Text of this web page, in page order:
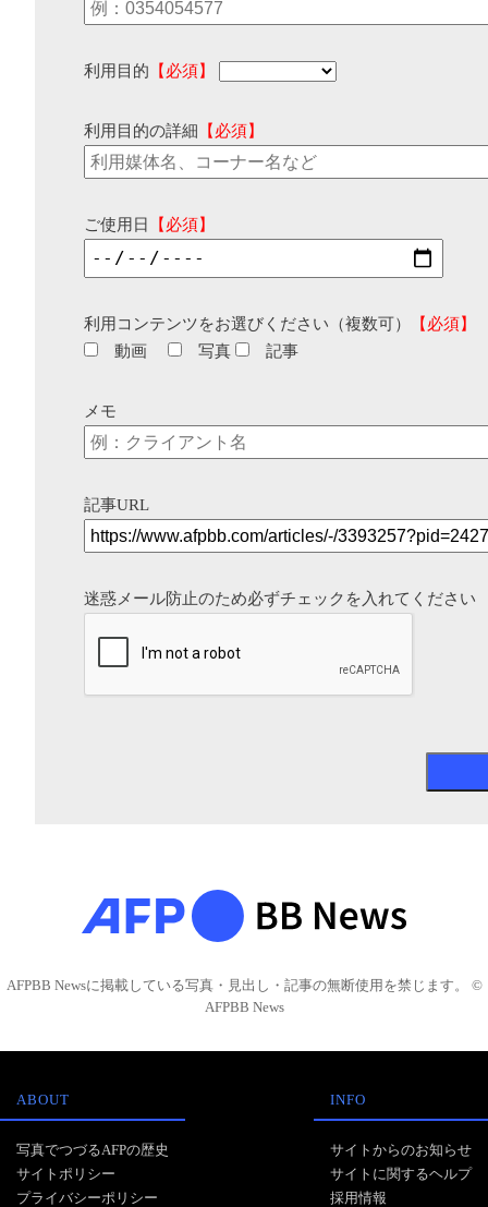
利用目的 【必須】
利用目的の詳細 【必須】
ご使用日 【必須】
利用コンテンツをお選びください（複数可）
【必須】
動画
写真 記事
メモ
記事URL
迷惑メール防止のため必ずチェックを入れてください
AFPBB Newsに掲載している写真・見出し・記事の無断使用を禁じます。 ©
AFPBB News
ABOUT
写真でつづるAFPの歴史
サイトポリシー
プライバシーポリシー
INFO
サイトからのお知らせ
サイトに関するヘルプ
採用情報